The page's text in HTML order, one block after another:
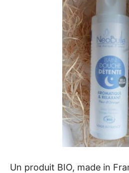
Un produit BIO, made in